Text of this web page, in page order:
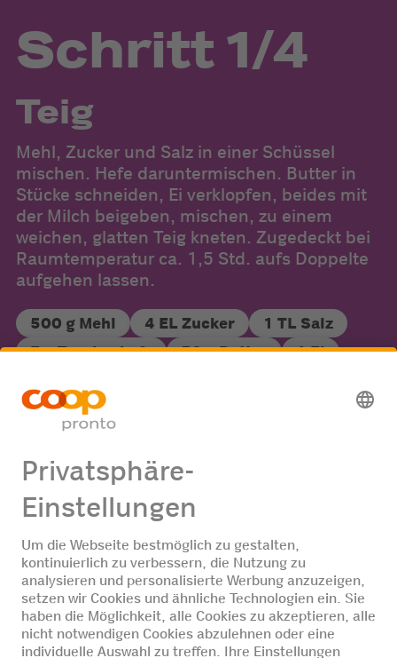
Schritt 1/4
Teig
Mehl, Zucker und Salz in einer Schüssel
mischen. Hefe daruntermischen. Butter in
Stücke schneiden, Ei verklopfen, beides mit
der Milch beigeben, mischen, zu einem
weichen, glatten Teig kneten. Zugedeckt bei
Raumtemperatur ca. 1,5 Std. aufs Doppelte
aufgehen lassen.
500 g Mehl 4 EL Zucker
1 TL Salz
7 g Trockenhefe
50 g Butter
1 Ei